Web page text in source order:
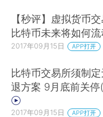
【秒评】虚拟货币
比特币未来将如何流
2017年09月15日 APP打开
比特币交易所须制
退方案 9月底前关停(
2017年09月15日 APP打开